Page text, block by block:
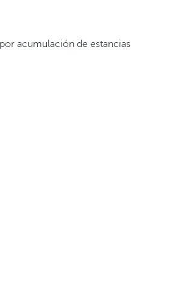
acumulación de estancias